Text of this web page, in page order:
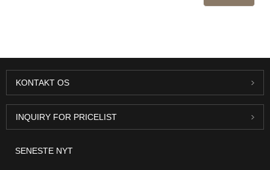
KONTAKT OS
INQUIRY FOR PRICELIST
SENESTE NYT